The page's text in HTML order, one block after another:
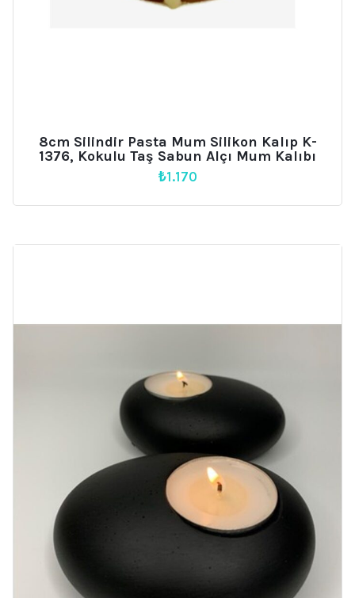
8cm Silindir Pasta Mum Silikon Kalıp K-
1376, Kokulu Taş Sabun Alçı Mum Kalıbı
₺1.170